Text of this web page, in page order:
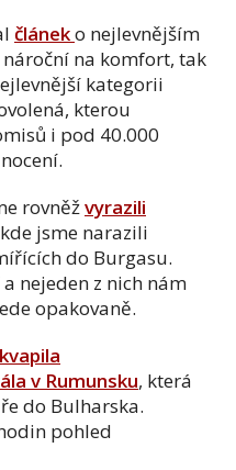
článeko nejlevnějším
na komfort, tak
kategorii
kterou
i pod 40.000
rovněžvyrazili
jsme narazili
do Burgasu.
nejeden z nich nám
opakovaně.
v Rumunsku, která
do Bulharska.
pohled